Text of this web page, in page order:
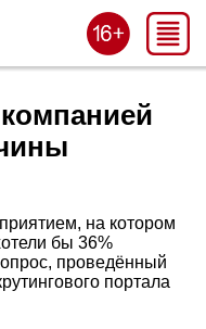
на котором
бы 36%
проведённый
портала